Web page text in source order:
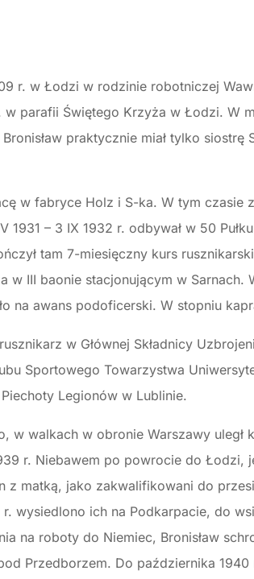
r. w Łodzi w rodzinie robotniczej
parafii Świętego Krzyża w Łodzi. W
praktycznie miał tylko siostrę
w fabryce Holz i S-ka. W tym czasie
1931 – 3 IX 1932 r. odbywał w 50
tam 7-miesięczny kurs
w III baonie stacjonującym w Sarnach.
na awans podoficerski. W stopniu
w Głównej Składnicy
Sportowego Towarzystwa
Legionów w Lublinie.
w walkach w obronie Warszawy uległ
r. Niebawem po powrocie do Łodzi,
z matką, jako zakwalifikowani do
wysiedlono ich na Podkarpacie, do
na roboty do Niemiec, Bronisław
Przedborzem. Do października 1940